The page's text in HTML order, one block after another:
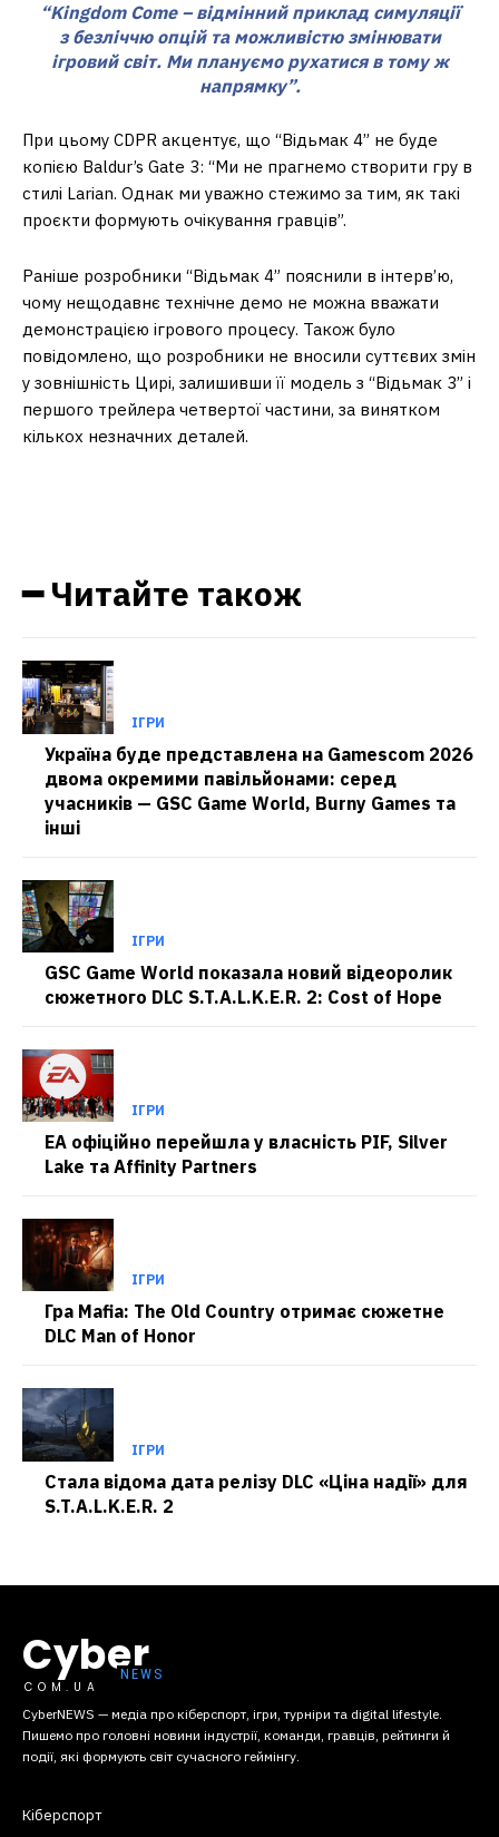
“Kingdom Come – відмінний приклад симуляції
з безліччю опцій та можливістю змінювати
ігровий світ. Ми плануємо рухатися в тому ж
напрямку”.
При цьому CDPR акцентує, що “Відьмак 4” не буде
копією Baldur’s Gate 3: “Ми не прагнемо створити гру в
стилі Larian. Однак ми уважно стежимо за тим, як такі
проєкти формують очікування гравців”.
Раніше розробники “Відьмак 4” пояснили в інтерв’ю,
чому нещодавнє технічне демо не можна вважати
демонстрацією ігрового процесу. Також було
повідомлено, що розробники не вносили суттєвих змін
у зовнішність Цирі, залишивши її модель з “Відьмак 3” і
першого трейлера четвертої частини, за винятком
кількох незначних деталей.
━ Читайте також
ІГРИ
Україна буде представлена на Gamescom 2026
двома окремими павільйонами: серед
учасників — GSC Game World, Burny Games та
інші
ІГРИ
GSC Game World показала новий відеоролик
сюжетного DLC S.T.A.L.K.E.R. 2: Cost of Hope
ІГРИ
EA офіційно перейшла у власність PIF, Silver
Lake та Affinity Partners
ІГРИ
Гра Mafia: The Old Country отримає сюжетне
DLC Man of Honor
ІГРИ
Стала відома дата релізу DLC «Ціна надії» для
S.T.A.L.K.E.R. 2
Cyber
COM.UA
CyberNEWS — медіа про кіберспорт, ігри, турніри та digital lifestyle.
Пишемо про головні новини індустрії, команди, гравців, рейтинги й
події, які формують світ сучасного геймінгу.
Кіберспорт